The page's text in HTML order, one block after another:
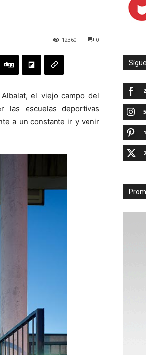
0
12360
el viejo campo del
las escuelas deportivas
a un constante ir y venir